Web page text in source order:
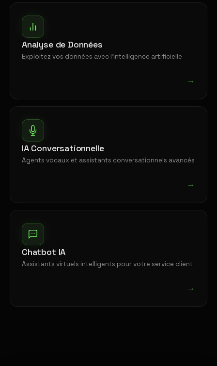
Analyse de Données
Exploitez vos données avec l'intelligence artificielle
→
IA Conversationnelle
Agents vocaux et assistants conversationnels avancés
→
Chatbot IA
Assistants virtuels intelligents pour votre service client
→